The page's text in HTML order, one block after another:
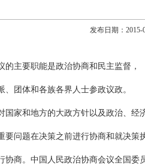
发布日期：
的主要职能是政治协商和民主监督，
、团体和各族各界人士参政议政。
家和地方的大政方针以及政治、经
要问题在决策之前进行协商和就决策
协商。中国人民政治协商会议全国委